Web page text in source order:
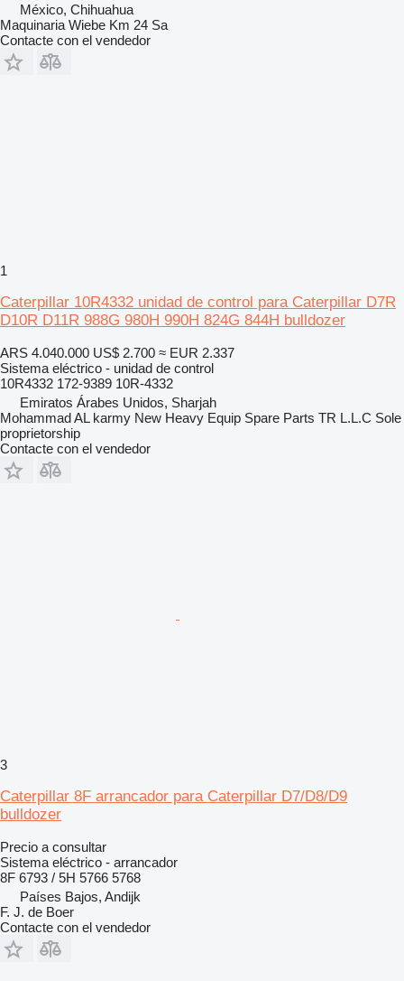
México, Chihuahua
Maquinaria Wiebe Km 24 Sa
Contacte con el vendedor
1
Caterpillar 10R4332 unidad de control para Caterpillar D7R
D10R D11R 988G 980H 990H 824G 844H bulldozer
ARS 4.040.000 US$ 2.700 ≈ EUR 2.337
Sistema eléctrico - unidad de control
10R4332 172-9389 10R-4332
Emiratos Árabes Unidos, Sharjah
Mohammad AL karmy New Heavy Equip Spare Parts TR L.L.C Sole
proprietorship
Contacte con el vendedor
3
Caterpillar 8F arrancador para Caterpillar D7/D8/D9
bulldozer
Precio a consultar
Sistema eléctrico - arrancador
8F 6793 / 5H 5766 5768
Países Bajos, Andijk
F. J. de Boer
Contacte con el vendedor